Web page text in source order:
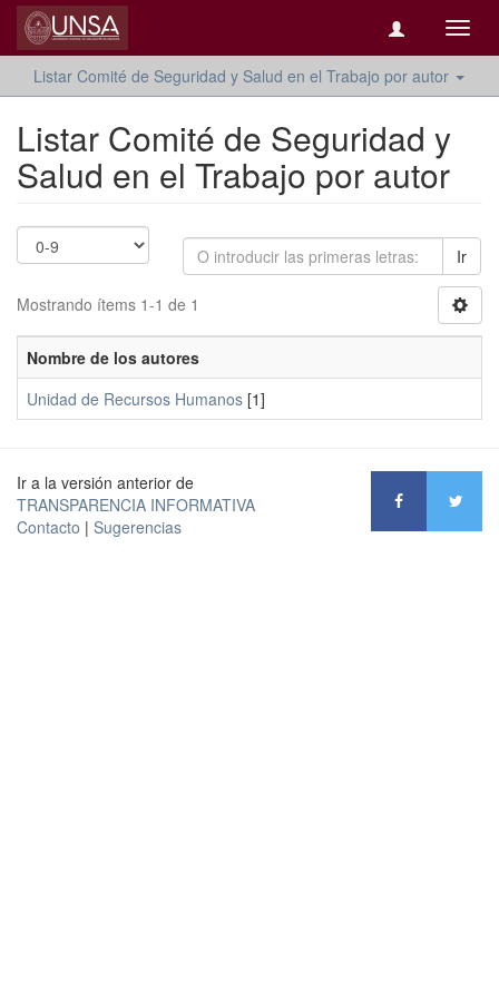
Listar Comité de Seguridad y Salud en el Trabajo por autor
Listar Comité de Seguridad y
Salud en el Trabajo por autor
Ir
Mostrando ítems 1-1 de 1
Nombre de los autores
Unidad de Recursos Humanos [1]
Ir a la versión anterior de
TRANSPARENCIA INFORMATIVA
Contacto | Sugerencias